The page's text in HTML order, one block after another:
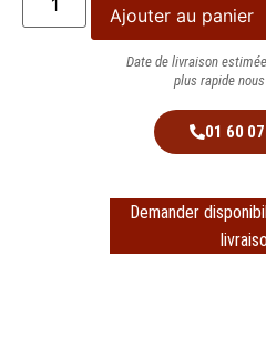
Ajouter au panier
Date de livraison
plus rapide
01 60
Demander